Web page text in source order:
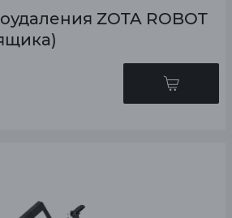
ZOTA ROBOT